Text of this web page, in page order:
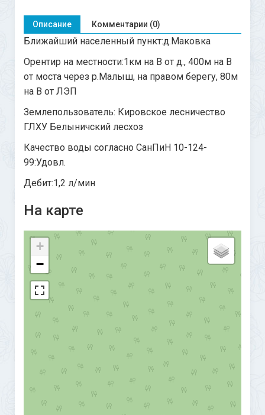
Описание Комментарии (0)
Ближайший населенный пункт:д.Маковка
Орентир на местности:1км на В от д., 400м на В
от моста через р.Малыш, на правом берегу, 80м
на В от ЛЭП
Землепользователь: Кировское лесничество
ГЛХУ Белыничский лесхоз
Качество воды согласно СанПиН 10-124-
99:Удовл.
Дебит:1,2 л/мин
На карте
+
−